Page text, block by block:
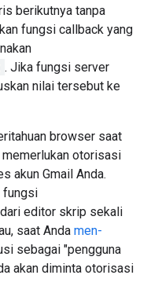
berikutnya tanpa
fungsi callback yang
. Jika fungsi server
nilai tersebut ke
browser saat
otorisasi
akun Gmail Anda.
fungsi
editor skrip sekali
saat Anda men-
sebagai "pengguna
akan diminta otorisasi